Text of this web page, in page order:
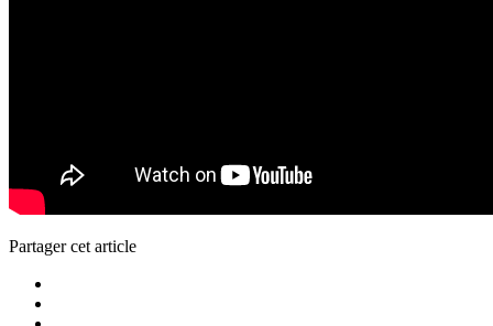
Partager cet article